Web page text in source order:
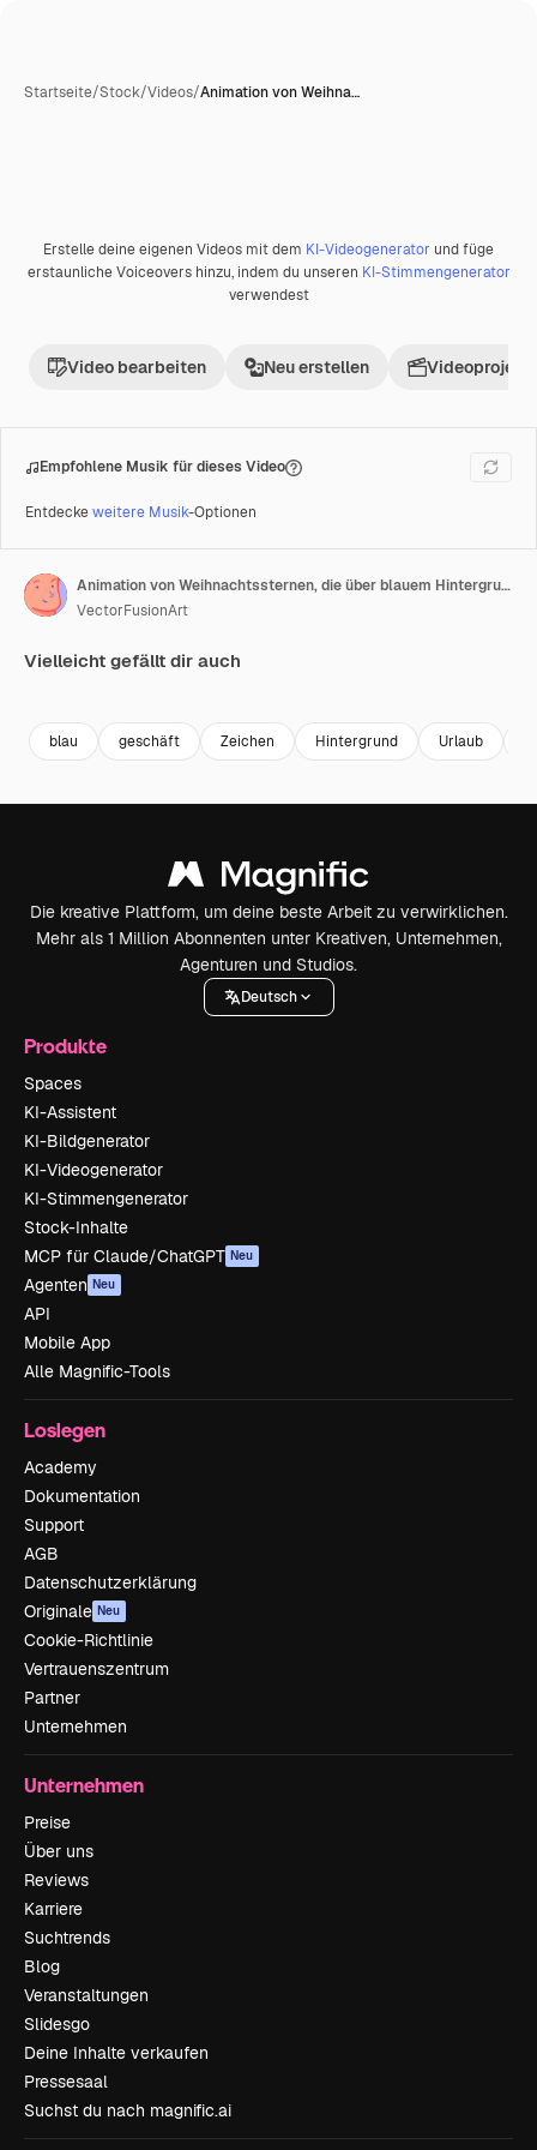
Startseite/Stock/Videos/Animation von Weihna…
PremiumKI-generiert
Erstelle deine eigenen Videos mit dem KI-Videogenerator und füge
erstaunliche Voiceovers hinzu, indem du unseren KI-Stimmengenerator
verwendest
Video bearbeiten Neu erstellen Videoprojekt
Empfohlene Musik für dieses Video
Entdeckeweitere Musik-Optionen
Animation von Weihnachtssternen, die über blauem Hintergrund fallen.
VectorFusionArt
Vielleicht gefällt dir auch
blau geschäft Zeichen Hintergrund Urlaub
Die kreative Plattform, um deine beste Arbeit zu verwirklichen.
Mehr als 1 Million Abonnenten unter Kreativen, Unternehmen,
Agenturen und Studios.
Deutsch
Produkte
Spaces
KI-Assistent
KI-Bildgenerator
KI-Videogenerator
KI-Stimmengenerator
Stock-Inhalte
MCP für Claude/ChatGPT Neu
Agenten Neu
API
Mobile App
Alle Magnific-Tools
Loslegen
Academy
Dokumentation
Support
AGB
Datenschutzerklärung
Originale Neu
Cookie-Richtlinie
Vertrauenszentrum
Partner
Unternehmen
Unternehmen
Preise
Über uns
Reviews
Karriere
Suchtrends
Blog
Veranstaltungen
Slidesgo
Deine Inhalte verkaufen
Pressesaal
Suchst du nach magnific.ai